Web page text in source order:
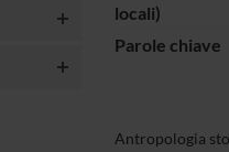
locali)
Parole chiave
Antropologia